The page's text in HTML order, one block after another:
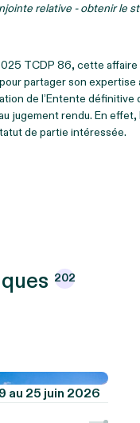
relative - obtenir le
TCDP 86, cette
partager son
de l’Entente
jugement rendu. En
de partie intéressée.
202
au 25 juin 2026